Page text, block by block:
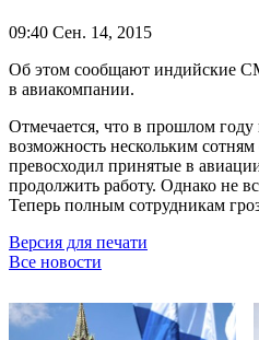
09:40 Сен. 14, 2015
Об этом сообщают индийские
в авиакомпании.
Отмечается, что в прошлом году
возможность нескольким сотням
превосходил принятые в
продолжить работу. Однако не
Теперь полным сотрудникам
Версия для печати
Все новости